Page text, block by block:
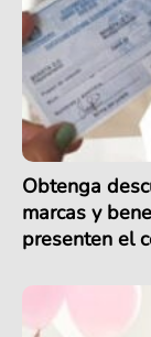
Obtenga
marcas y
presenten el